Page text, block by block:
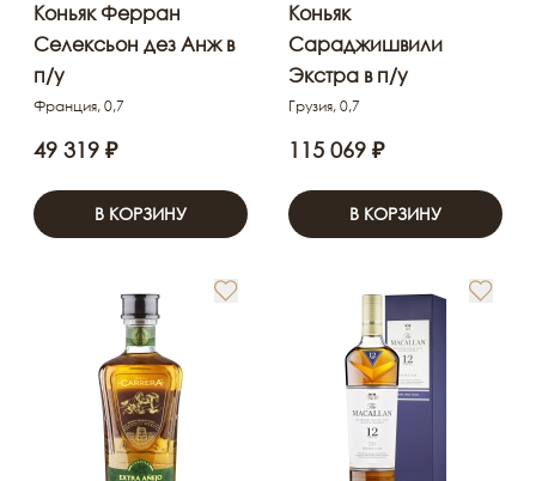
Коньяк Ферран
Селексьон дез Анж в
п/у
Франция, 0,7
49 319 ₽
В КОРЗИНУ
Коньяк
Сараджишвили
Экстра в п/у
Грузия, 0,7
115 069 ₽
В КОРЗИНУ